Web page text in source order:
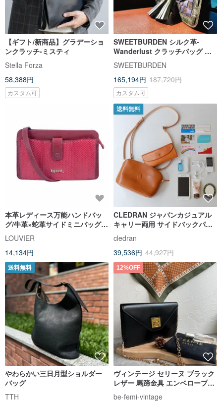
【ギフト/新商品】グラデーショ
ンクラッチ-ミスティ
Stella Forza
58,388円
カスタム可
SWEETBURDEN シルク革-
Wanderlust クラッチバッグ 手
作り
SWEETBURDEN
165,194円 187,720円
カスタム可
本革レディース万能ハンドバッ
グ/牛革×蛇革サイドミニバッグ/
クロスボディバッグ/クラッチバ
ッグ
LOUVIER
14,134円
送料無料
CLEDRAN ジャパンカジュアル
キャリー両用 サイドバックパッ
ク クラッチバッグ 日本製
cledran
39,536円 44,927円
送料無料
やわらかい三日月型ショルダー
バッグ
TTH
12%OFF
ヴィンテージ セリーヌ ブラック
レザー 馬蹄金具 エンベロープク
ラッチバッグ
be-femi-vintage